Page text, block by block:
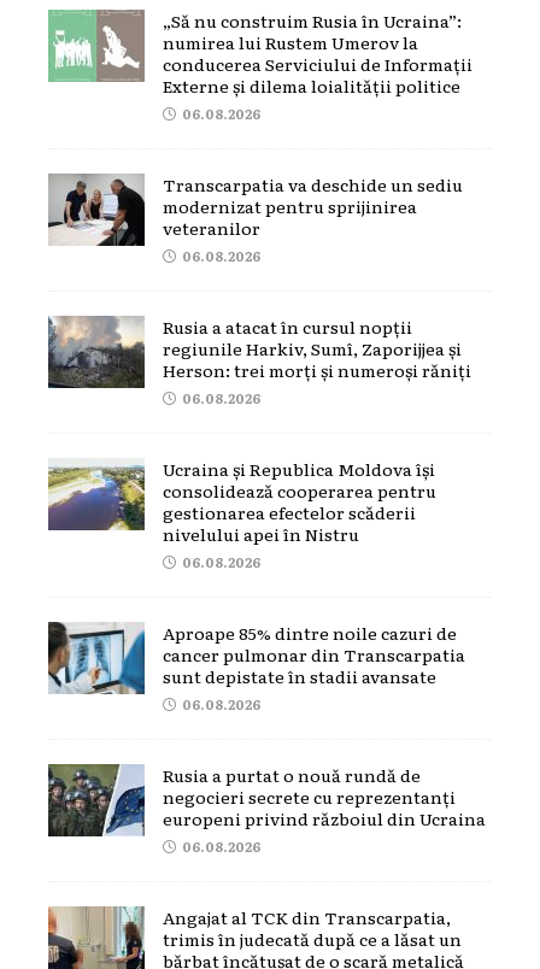
„Să nu construim Rusia în Ucraina”:
numirea lui Rustem Umerov la
conducerea Serviciului de Informații
Externe și dilema loialității politice
06.08.2026
Transcarpatia va deschide un sediu
modernizat pentru sprijinirea
veteranilor
06.08.2026
Rusia a atacat în cursul nopții
regiunile Harkiv, Sumî, Zaporijjea și
Herson: trei morți și numeroși răniți
06.08.2026
Ucraina și Republica Moldova își
consolidează cooperarea pentru
gestionarea efectelor scăderii
nivelului apei în Nistru
06.08.2026
Aproape 85% dintre noile cazuri de
cancer pulmonar din Transcarpatia
sunt depistate în stadii avansate
06.08.2026
Rusia a purtat o nouă rundă de
negocieri secrete cu reprezentanți
europeni privind războiul din Ucraina
06.08.2026
Angajat al TCK din Transcarpatia,
trimis în judecată după ce a lăsat un
bărbat încătușat de o scară metalică